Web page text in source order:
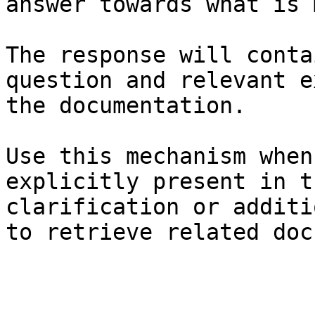
The response will
question and relevant
the documentation.
Use this mechanism
explicitly present in
clarification or